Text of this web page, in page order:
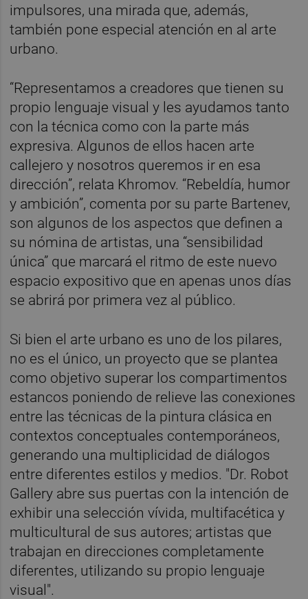
impulsores, una mirada que, además,
también pone especial atención en al arte
urbano.
“Representamos a creadores que tienen su
propio lenguaje visual y les ayudamos tanto
con la técnica como con la parte más
expresiva. Algunos de ellos hacen arte
callejero y nosotros queremos ir en esa
dirección”, relata Khromov. “Rebeldía, humor
y ambición”, comenta por su parte Bartenev,
son algunos de los aspectos que definen a
su nómina de artistas, una “sensibilidad
única” que marcará el ritmo de este nuevo
espacio expositivo que en apenas unos días
se abrirá por primera vez al público.
Si bien el arte urbano es uno de los pilares,
no es el único, un proyecto que se plantea
como objetivo superar los compartimentos
estancos poniendo de relieve las conexiones
entre las técnicas de la pintura clásica en
contextos conceptuales contemporáneos,
generando una multiplicidad de diálogos
entre diferentes estilos y medios. "Dr. Robot
Gallery abre sus puertas con la intención de
exhibir una selección vívida, multifacética y
multicultural de sus autores; artistas que
trabajan en direcciones completamente
diferentes, utilizando su propio lenguaje
visual".